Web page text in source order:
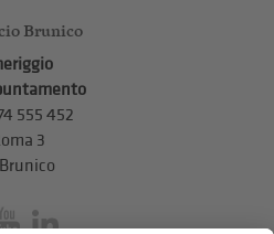
Brunico
555 452
3